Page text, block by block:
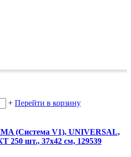
+ Перейти в корзину
(Система V1), UNIVERSAL,
шт., 37х42 см, 129539